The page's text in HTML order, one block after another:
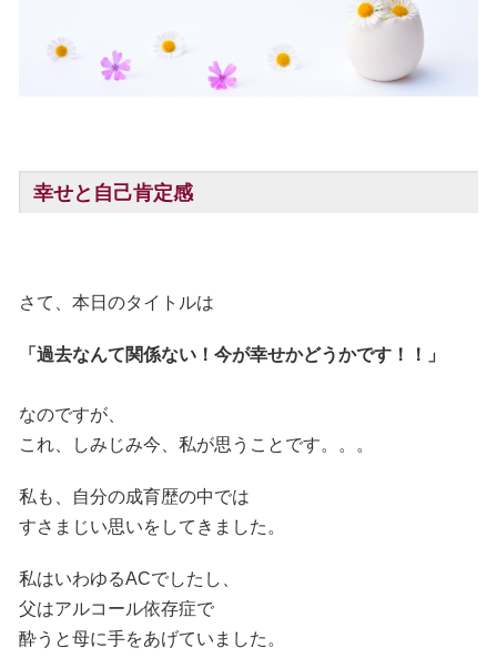
幸せと自己肯定感
さて、本日のタイトルは
「過去なんて関係ない！今が幸せかどうかです！！」
なのですが、
これ、しみじみ今、私が思うことです。。。
私も、自分の成育歴の中では
すさまじい思いをしてきました。
私はいわゆるACでしたし、
父はアルコール依存症で
酔うと母に手をあげていました。